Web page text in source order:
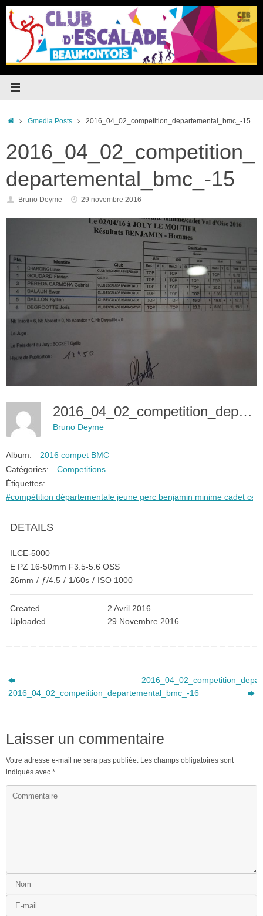
Passer
contenu
Accueil
Gmedia Posts 2016_04_02_competition_departemental_bmc_-15
2016_04_02_competition_
departemental_bmc_-15
Bruno Deyme 29 novembre 2016
2016_04_02_competition_departemental_bmc_-15
Bruno Deyme
Album:
2016 compet BMC
Catégories:
Competitions
Étiquettes:
#compétition départementale jeune gerc benjamin minime cadet ceb
DETAILS
ILCE-5000
E PZ 16-50mm F3.5-5.6 OSS
26mm / ƒ/4.5 / 1/60s / ISO 1000
Created
2 Avril 2016
Uploaded
29 Novembre 2016
2016_04_02_competition_departemental_bmc_-16
Laisser un commentaire
Votre adresse e-mail ne sera pas publiée. Les champs obligatoires sont
indiqués avec *